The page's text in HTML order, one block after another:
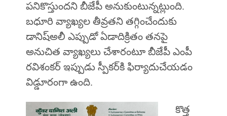
పనికొస్తుందని బీజేపీ అనుకుంటున్నట్లుంది.
బధూరి వ్యాఖ్యల తీవ్రతని తగ్గించేందుకు
డానిష్‌అలీ ఎప్పుడో ఏడాదిక్రితం తనపై
అనుచిత వ్యాఖ్యలు చేశారంటూ బీజేపీ ఎంపీ
రవిశంకర్‌ ఇప్పుడు స్పీకర్‌కి ఫిర్యాదుచేయడం
విడ్డూరంగా ఉంది.
కొత్త